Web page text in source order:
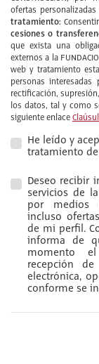
ofertas
tratamiento:
cesiones o
que exista una
externos a la
web y tratamiento
personas interesadas
rectificación,
los datos, tal y como
siguiente enlace
He leído y
tratamiento
Deseo recibir
servicios de
por medios
incluso
de mi perfil.
informa de
momento
recepción
electrónica,
conforme se